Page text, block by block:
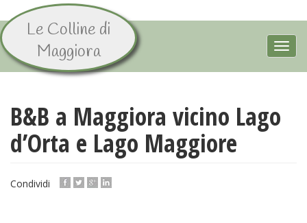
Salta
al
contenuto
principale
Le Colline di
Maggiora
B&B a Maggiora vicino Lago
d’Orta e Lago Maggiore
Condividi